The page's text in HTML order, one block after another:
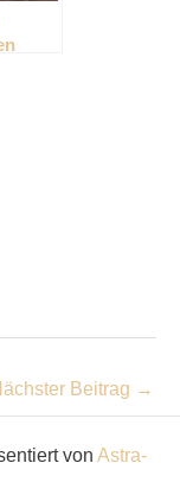
Beitrag →
von Astra-